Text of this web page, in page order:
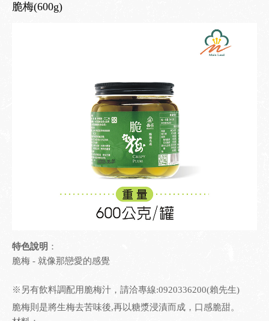
經營理念
檢驗報告
聯絡我們
梅子食譜
園區導覽
梅之風情
梅嶺地圖導覽
生態導覽
友站連結
脆梅(600g)
特色說明 ：
脆梅 - 就像那戀愛的感覺
※另有飲料調配用脆梅汁，請洽專線:0920336200(賴先生)
脆梅則是將生梅去苦味後,再以糖漿浸漬而成，口感脆甜。